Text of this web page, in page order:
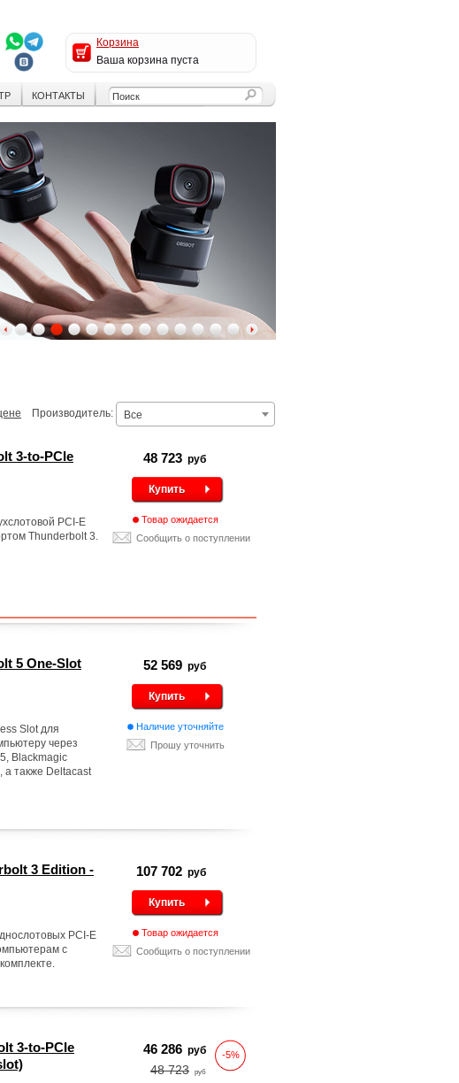
Корзина
Ваша корзина пуста
КОНТАКТЫ
3 4 5 6 7 8 9 10111213
Производитель: Все
3-to-PCIe
PCI-E
Thunderbolt 3.
48 723 руб
Купить
Товар ожидается
Сообщить о поступлении
5 One-Slot
Slot для
через
Blackmagic
а также Deltacast
52 569 руб
Купить
Наличие уточняйте
Прошу уточнить
3 Edition -
PCI-E
с
107 702 руб
Купить
Товар ожидается
Сообщить о поступлении
3-to-PCIe
46 286 руб
48 723 руб
-5%